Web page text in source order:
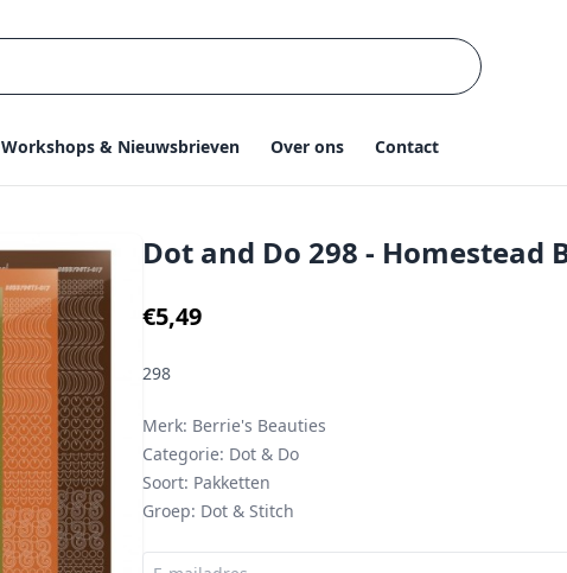
Workshops & Nieuwsbrieven Over ons Contact
Dot and Do 298 - Homestead
€5,49
298
Merk: Berrie's Beauties
Categorie: Dot & Do
Soort: Pakketten
Groep: Dot & Stitch